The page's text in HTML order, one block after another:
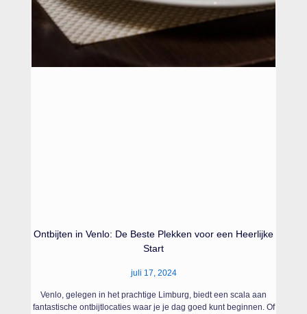
Ontbijten in Venlo: De Beste Plekken voor een Heerlijke
Start
juli 17, 2024
Venlo, gelegen in het prachtige Limburg, biedt een scala aan
fantastische ontbijtlocaties waar je je dag goed kunt beginnen. Of